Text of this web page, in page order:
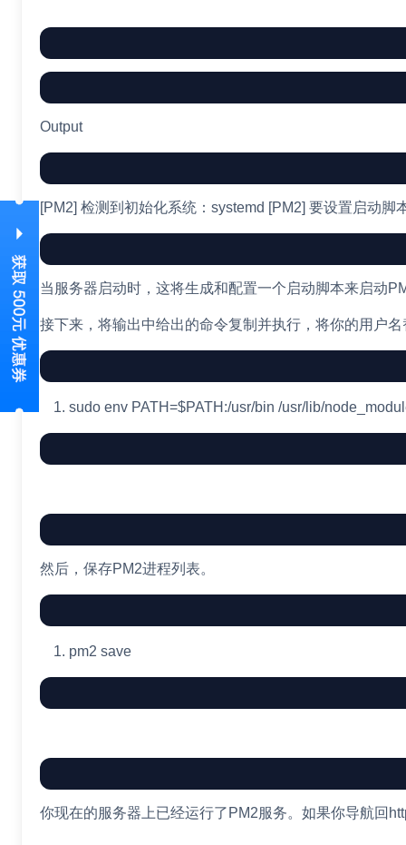
Output
[PM2] 检测到初始化系统：systemd [PM2] 要设置启动
当服务器启动时，这将生成和配置一个启动脚本来启动
接下来，将输出中给出的命令复制并执行，将你的用户名
sudo env PATH=$PATH :/usr/bin /usr/lib/
然后，保存PM2进程列表。
pm2 save
你现在的服务器上已经运行了PM2服务。如果你导航回